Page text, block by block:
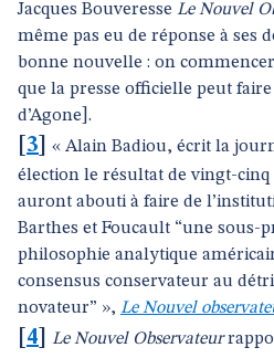
Jacques Bouveresse Le Nouvel
même pas eu de réponse à ses
bonne nouvelle : on
que la presse officielle peut
d’Agone].
3
« Alain Badiou, écrit la
élection le résultat de vingt-cinq
auront abouti à faire de
Barthes et Foucault “une sous-
philosophie analytique
consensus conservateur au
novateur” », Le Nouvel
4 Le Nouvel Observateur